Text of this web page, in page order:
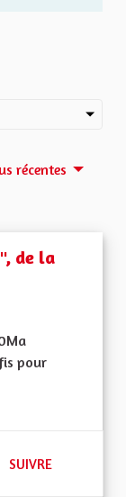
récentes
de la
pour
49 ABONNÉS
SUIVRE